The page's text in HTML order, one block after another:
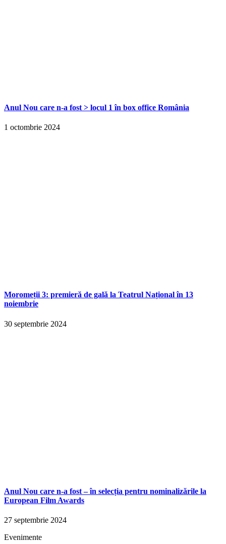
Anul Nou care n-a fost > locul 1 în box office România
1 octombrie 2024
Moromeții 3: premieră de gală la Teatrul Național în 13
noiembrie
30 septembrie 2024
Anul Nou care n-a fost – în selecția pentru nominalizările la
European Film Awards
27 septembrie 2024
Evenimente